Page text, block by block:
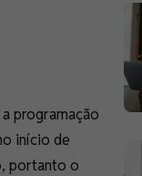
programação
início de
portanto o